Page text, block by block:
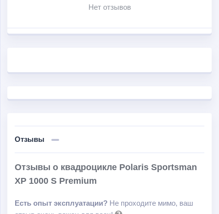
Нет отзывов
Отзывы
Отзывы о квадроцикле Polaris Sportsman
XP 1000 S Premium
Есть опыт эксплуатации? Не проходите мимо, ваш